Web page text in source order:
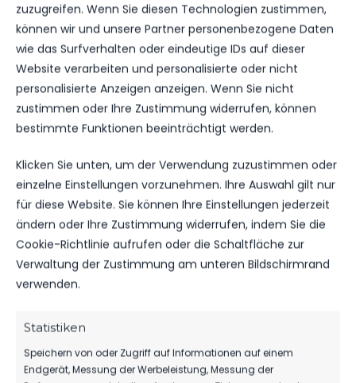
zuzugreifen. Wenn Sie diesen Technologien zustimmen,
können wir und unsere Partner personenbezogene Daten
wie das Surfverhalten oder eindeutige IDs auf dieser
Website verarbeiten und personalisierte oder nicht
personalisierte Anzeigen anzeigen. Wenn Sie nicht
zustimmen oder Ihre Zustimmung widerrufen, können
bestimmte Funktionen beeinträchtigt werden.
Klicken Sie unten, um der Verwendung zuzustimmen oder
einzelne Einstellungen vorzunehmen. Ihre Auswahl gilt nur
für diese Website. Sie können Ihre Einstellungen jederzeit
ändern oder Ihre Zustimmung widerrufen, indem Sie die
Cookie-Richtlinie aufrufen oder die Schaltfläche zur
Verwaltung der Zustimmung am unteren Bildschirmrand
verwenden.
Statistiken
Speichern von oder Zugriff auf Informationen auf einem
Endgerät, Messung der Werbeleistung, Messung der
Lieber Jorden, wir gratulieren Dir zur
Vertragsunterschrift und freuen uns auf die
restliche Saison mit Dir!
VORHERIGER BEITRAG
EIGENGEWÄCHS WIRD 20
NÄCHSTER BEITRAG
DAS SPIEL GEGEN
BABELSBERG GESTARTET